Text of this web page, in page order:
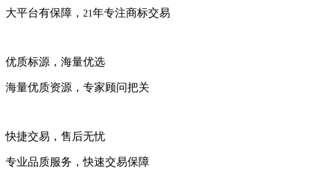
大平台有保障， 21年专注商标交易
优质标源，海量优选
海量优质资源，专家顾问把关
快捷交易，售后无忧
专业品质服务，快速交易保障